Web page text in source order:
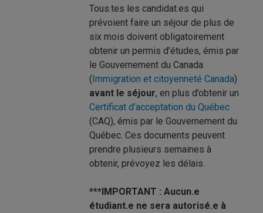
Tous.tes les candidat.es qui
prévoient faire un séjour de plus de
six mois doivent obligatoirement
obtenir un permis d’études, émis par
le Gouvernement du Canada
(Immigration et citoyenneté Canada)
avant le séjour, en plus d’obtenir un
Certificat d’acceptation du Québec
(CAQ), émis par le Gouvernement du
Québec. Ces documents peuvent
prendre plusieurs semaines à
obtenir, prévoyez les délais.
***IMPORTANT : Aucun.e
étudiant.e ne sera autorisé.e à